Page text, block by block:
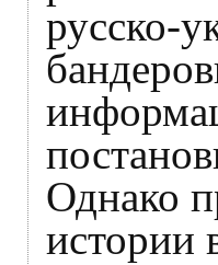
русско-
Однако
истории